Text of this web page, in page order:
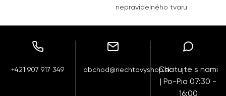
nepravidelného tvaru
+421 907 917 349 obchod@nechtovyshop.skChatujte s nami
| Po-Pia 07:30 -
16:00